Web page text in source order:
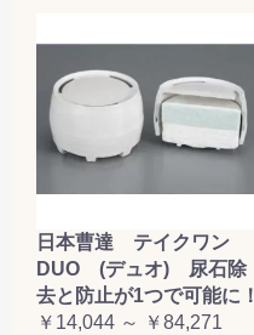
日本曹達 テイクワン
DUO (デュオ) 尿石除
去と防止が1つで可能に！
￥14,044 ～ ￥84,271